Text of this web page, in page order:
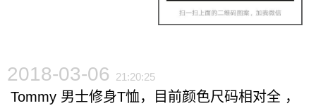
2018-03-06 21:20:25
Tommy 男士修身T恤，目前颜色尺码相对全 ，